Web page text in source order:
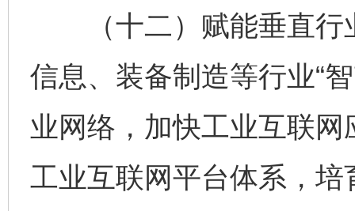
（十二）赋能垂直行
信息、装备制造等行业“
业网络，加快工业互联
工业互联网平台体系，